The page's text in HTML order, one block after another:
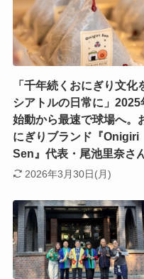
「千年続くおにぎり文化
シアトルの日常に」2025
始動から最速で球場へ。
にぎりブランド『Onigiri
Sen』代表・尾池里奈さ
2026年3月30日(月)